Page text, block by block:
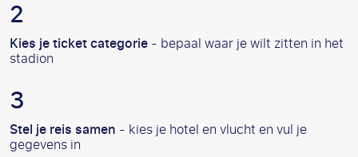
Kies je ticket categorie- bepaal waar je wilt zitten in het
stadion
Stel je reis samen - kies je hotel en vlucht en vul je
gegevens in